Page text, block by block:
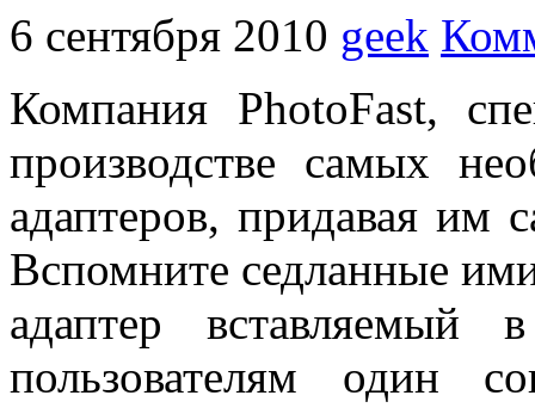
6 сентября 2010 geek
Компания PhotoFast,
производстве самых
адаптеров, придавая им
Вспомните седланные
адаптер вставляемый
пользователям один